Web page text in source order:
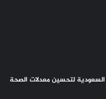
السعودية لتحسين معدلات الصحة